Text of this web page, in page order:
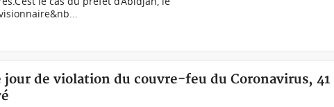
de violation du couvre-feu du Coronavirus, 41